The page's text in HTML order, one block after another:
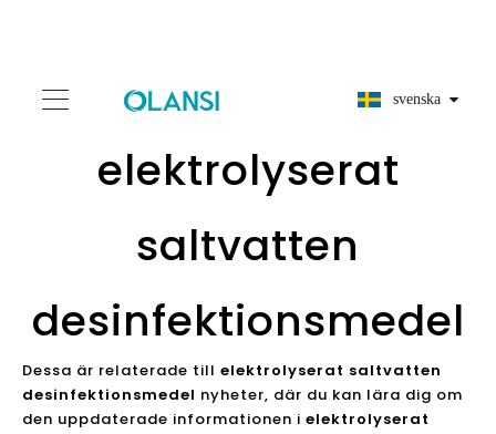
svenska
elektrolyserat
saltvatten
desinfektionsmedel
Dessa är relaterade till elektrolyserat saltvatten
desinfektionsmedel nyheter, där du kan lära dig om
den uppdaterade informationen i elektrolyserat